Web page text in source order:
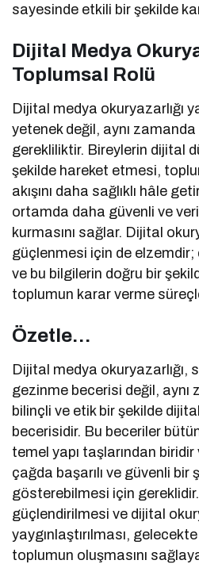
sayesinde etkili bir şekilde
Dijital Medya
Toplumsal Rolü
Dijital medya okuryazarlığı
yetenek değil, aynı
gerekliliktir. Bireylerin dijital
şekilde hareket etmesi,
akışını daha sağlıklı hâle
ortamda daha güvenli ve
kurmasını sağlar. Dijital
güçlenmesi için de elzemdir;
ve bu bilgilerin doğru bir
toplumun karar verme
Özetle…
Dijital medya
gezinme becerisi değil, aynı
bilinçli ve etik bir şekilde
becerisidir. Bu beceriler
temel yapı taşlarından
çağda başarılı ve güvenli bir
gösterebilmesi için
güçlendirilmesi ve dijital
yaygınlaştırılması,
toplumun oluşmasını